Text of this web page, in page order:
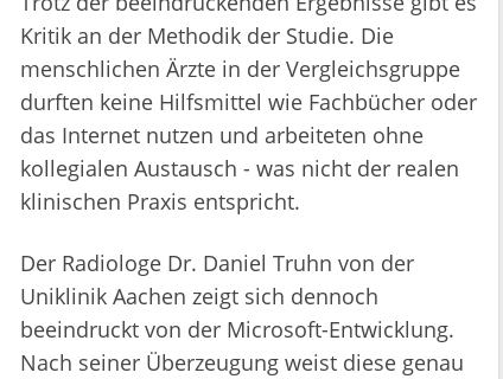
Kritik an der Methodik der Studie. Die
menschlichen Ärzte in der Vergleichsgruppe
durften keine Hilfsmittel wie Fachbücher oder
das Internet nutzen und arbeiteten ohne
kollegialen Austausch - was nicht der realen
klinischen Praxis entspricht.
Der Radiologe Dr. Daniel Truhn von der
Uniklinik Aachen zeigt sich dennoch
beeindruckt von der Microsoft-Entwicklung.
Nach seiner Überzeugung weist diese genau